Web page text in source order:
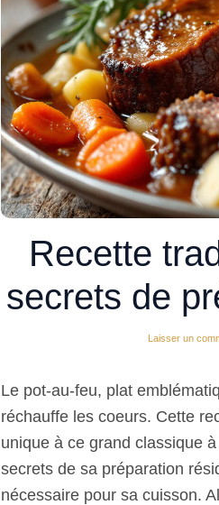
Recette
secrets de
Laisser un
Le pot-au-feu, plat
réchauffe les coeurs. Cette
unique à ce grand classique
secrets de sa préparation
nécessaire pour sa cuisson.